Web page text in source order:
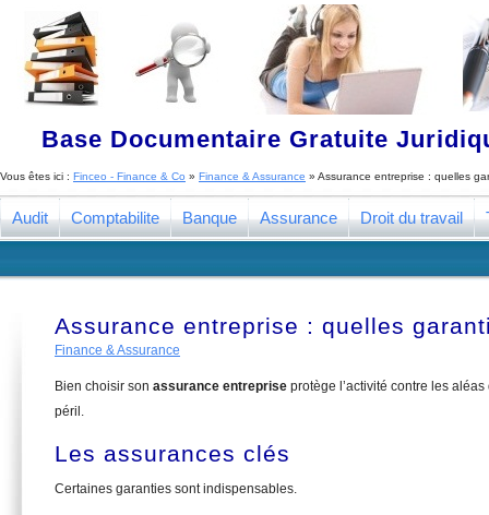
Base Documentaire Gratuite
Vous êtes ici : Finceo - Finance & Co » Finance & Assurance » Assurance entreprise : quelles
Audit Comptabilite Banque Assurance Droit du travail
Assurance entreprise : quelles
Finance & Assurance
Bien choisir son assurance entreprise protège l’activité contre les
péril.
Les assurances clés
Certaines garanties sont indispensables.